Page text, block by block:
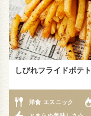
しびれフライドポテト
洋食 エスニック